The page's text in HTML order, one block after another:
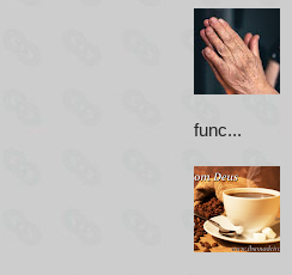
func...